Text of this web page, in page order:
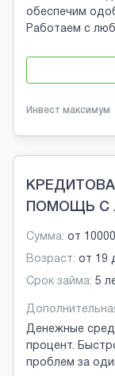
обеспечим
Работаем с
Инвест максимум
ПОМОЩЬ С
Сумма: от
Возраст: от 19
Срок займа: 5
Денежные
процент.
проблем за